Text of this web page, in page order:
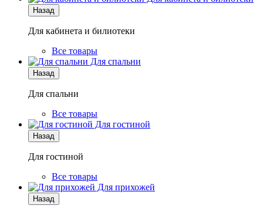
Назад
Для кабинета и билиотеки
Все товары
Для спальни
Назад
Для спальни
Все товары
Для гостиной
Назад
Для гостиной
Все товары
Для прихожей
Назад